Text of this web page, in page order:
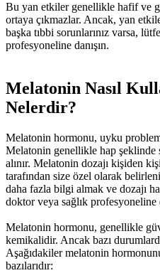
Bu yan etkiler genellikle hafif ve
ortaya çıkmazlar. Ancak, yan
başka tıbbi sorunlarınız varsa,
profesyoneline danışın.
Melatonin Nasıl
Nelerdir?
Melatonin hormonu, uyku
Melatonin genellikle hap şeklinde
alınır. Melatonin dozajı kişiden
tarafından size özel olarak
daha fazla bilgi almak ve dozajı
doktor veya sağlık profesyoneline
Melatonin hormonu, genellikle
kemikalidir. Ancak bazı
Aşağıdakiler melatonin
bazılarıdır: